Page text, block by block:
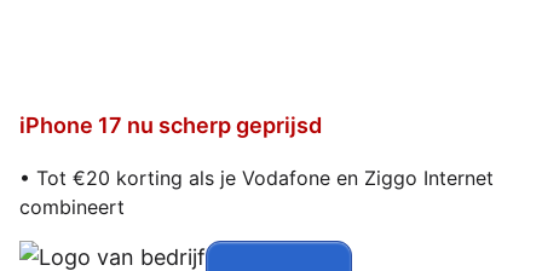
iPhone 17 nu scherp geprijsd
• Tot €20 korting als je Vodafone en Ziggo Internet
combineert